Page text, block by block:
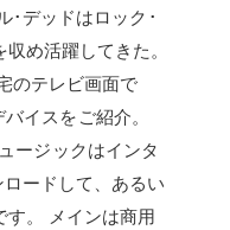
･デッドはロック･
め活躍してきた。
のテレビ画面で
イスをご紹介。
ージックはインタ
ードして、あるい
。 メインは商用